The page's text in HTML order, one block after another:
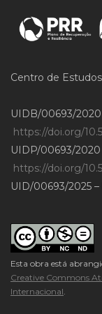
Centro de
UIDB/00693/2020
https://doi.org/
UIDP/00693/2020
https://doi.org/
UID/00693/2025 –
Esta obra está
Creative Commons
Internacional